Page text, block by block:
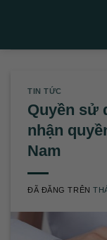
TIN TỨC
Quyền sử
nhận
Nam
ĐÃ ĐĂNG TRÊN